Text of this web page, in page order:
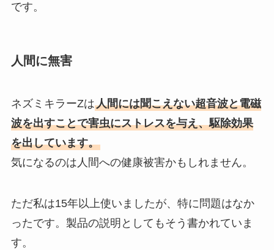
です。
人間に無害
ネズミキラーZは人間には聞こえない超音波と電磁
波を出すことで害虫にストレスを与え、駆除効果
を出しています。
気になるのは人間への健康被害かもしれません。
ただ私は15年以上使いましたが、特に問題はなか
ったです。製品の説明としてもそう書かれていま
す。